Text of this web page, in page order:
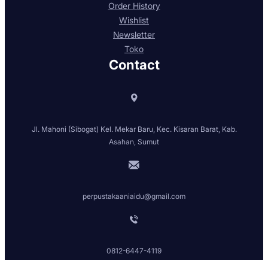
Order History
Wishlist
Newsletter
Toko
Contact
Jl. Mahoni (Sibogat) Kel. Mekar Baru, Kec. Kisaran Barat, Kab.
Asahan, Sumut
perpustakaaniaidu@gmail.com
0812-6447-4119